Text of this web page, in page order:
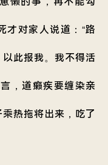
才对家人说道：“路
此报我。我不得活
，道癞疾要缠染亲
热拖将出来，吃了